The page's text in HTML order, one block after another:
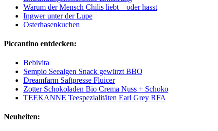
Warum der Mensch Chilis liebt – oder hasst
Ingwer unter der Lupe
Osterhasenkuchen
Piccantino entdecken:
Bebivita
Sempio Seealgen Snack gewürzt BBQ
Dreamfarm Saftpresse Fluicer
Zotter Schokoladen Bio Crema Nuss + Schoko
TEEKANNE Teespezialitäten Earl Grey RFA
Neuheiten: